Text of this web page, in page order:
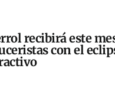
recibirá este
con el